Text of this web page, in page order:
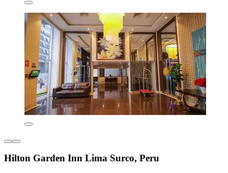
Hilton Garden Inn Lima Surco, Peru